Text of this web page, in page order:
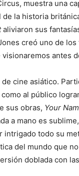
muestra una
la historia
aliviaron sus
creó uno de los
antes
cine asiático.
al público
sus obras, Your
a mano es
todo su
del mundo que
doblada con